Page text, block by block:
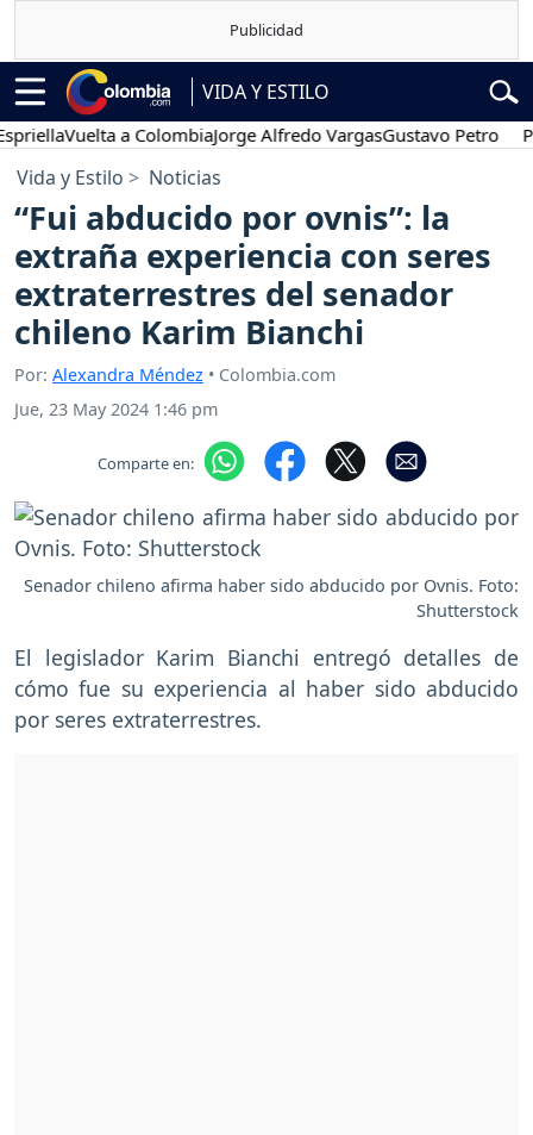
VIDA Y ESTILO
Vuelta a ColombiaJorge Alfredo Vargas Gustavo Petro
Vida y Estilo Noticias
“Fui abducido por ovnis”: la
extraña experiencia con seres
extraterrestres del senador
chileno Karim Bianchi
Por: Alexandra Méndez • Colombia.com
Jue, 23 May 2024 1:46 pm
Comparte en:
Senador chileno afirma haber sido abducido por Ovnis. Foto:
Shutterstock
El legislador Karim Bianchi entregó detalles de
cómo fue su experiencia al haber sido abducido
por seres extraterrestres.